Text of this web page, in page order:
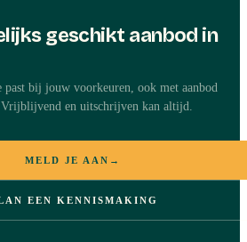
geschikt aanbod in
past bij jouw voorkeuren, ook met aanbod
Vrijblijvend en uitschrijven kan altijd.
MELD JE AAN →
EEN KENNISMAKING